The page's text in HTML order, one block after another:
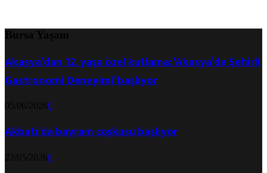
Bursa Yaşam
Akasya’dan 12. yaşa özel kutlama: ‘Akasya’da Şehirli
Gastronomi Deneyimi’ başlıyor
05/06/20260
Akbatı’da bayram coşkusu başlıyor
22/05/20260